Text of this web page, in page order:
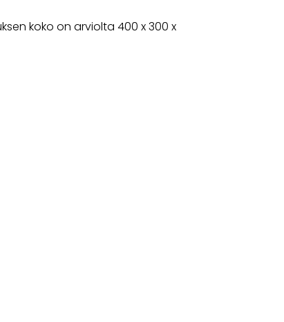
koko on arviolta 400 x 300 x